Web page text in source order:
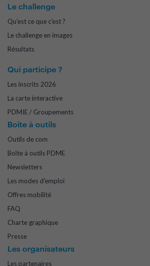
Le challenge
Qu'est ce que c'est ?
Le challenge en images
Résultats
Qui participe ?
Les inscrits 2026
La carte interactive
PDMIE / Groupements
Boite à outils
Outils de com
Boîte à outils PDME
Newsletters
Les modes d'emploi
Offres mobilité
FAQ
Charte graphique
Presse
Les organisateurs
Les partenaires